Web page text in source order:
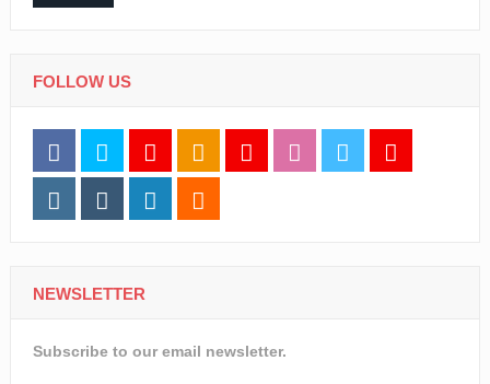
FOLLOW US
NEWSLETTER
Subscribe to our email newsletter.